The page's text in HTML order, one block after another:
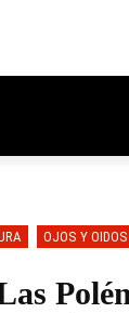
OJOS Y OIDOS